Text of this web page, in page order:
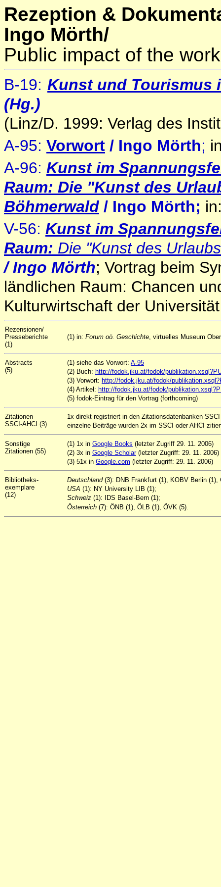
Rezeption &
Ingo Mörth/
Public impact of the
B-19: Kunst und Tourismus
(Hg.)
(Linz/D. 1999: Verlag des
A-95: Vorwort / Ingo Mörth;
A-96: Kunst im
Raum: Die "Kunst des
Böhmerwald / Ingo Mörth;
V-56: Kunst im
Raum: Die "Kunst des
/ Ingo Mörth; Vortrag beim
ländlichen Raum: Chancen
Kulturwirtschaft der
Rezensionen/
Presseberichte
(1)
(1) in: Forum oö. Geschichte, virtuelles Museum
Abstracts
(5)
(1) siehe das Vorwort: A-95
(2) Buch: http://fodok.jku.at/fodok/
(3) Vorwort: http://fodok.jku.at/fodok/
(4) Artikel: http://fodok.jku.at/fodok/
(5) fodok-Eintrag für den Vortrag (forthcoming)
Zitationen
SSCI-AHCI (3)
1x direkt registriert in den Zitationsdatenbanken
einzelne Beiträge wurden 2x im SSCI oder AHCI
Sonstige
Zitationen (55)
(1) 1x in Google Books (letzter Zugriff 29. 11. 2006)
(2) 3x in Google Scholar(letzter Zugriff: 29. 11. 2006)
(3) 51x in Google.com (letzter Zugriff: 29. 11. 2006)
Bibliotheks-
exemplare
(12)
Deutschland(3): DNB Frankfurt (1), KOBV Berlin (1),
USA (1): NY University LIB (1);
Schweiz (1): IDS Basel-Bern (1);
Österreich (7): ÖNB (1), ÖLB (1), ÖVK (5).